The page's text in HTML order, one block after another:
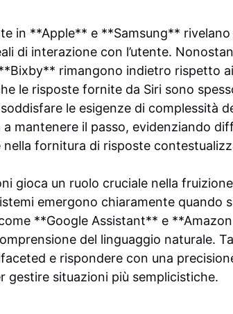
in **Apple** e **Samsung**
di interazione con l’utente.
rimangono indietro rispetto
le risposte fornite da Siri sono
le esigenze di complessità
mantenere il passo, evidenziando
fornitura di risposte
gioca un ruolo cruciale nella
emergono chiaramente quando
**Google Assistant** e
del linguaggio naturale.
e rispondere con una
gestire situazioni più semplicistiche.